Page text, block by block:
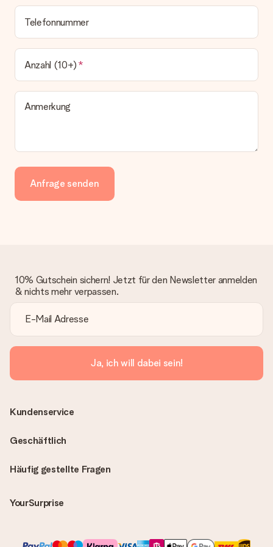
Telefonnummer
Anzahl (10+)
Anmerkung
Anfrage senden
10% Gutschein sichern! Jetzt für den Newsletter anmelden
& nichts mehr verpassen.
Ja, ich will dabei sein!
Häufig gestellte Fragen
YourSurprise
Kundenservice
Geschäftlich